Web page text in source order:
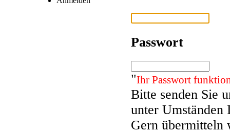
Passwort
"Ihr Passwort
Bitte senden Sie
unter Umständen
Gern übermitteln